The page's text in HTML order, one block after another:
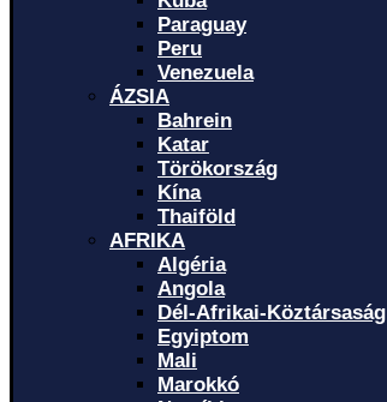
Paraguay
Peru
Venezuela
ÁZSIA
Bahrein
Katar
Törökország
Kína
Thaiföld
AFRIKA
Algéria
Angola
Dél-Afrikai-Köztársaság
Egyiptom
Mali
Marokkó